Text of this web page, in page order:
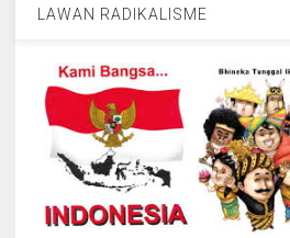
LAWAN RADIKALISME